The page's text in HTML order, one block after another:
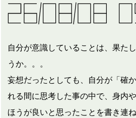
自分が意識していることは、果た
うか。。。
妄想だったとしても、自分が「確
れる間に思考した事の中で、身内
ほうが良いと思ったことを書き連